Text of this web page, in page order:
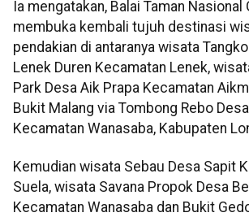
Ia mengatakan, Balai Taman Nasional
membuka kembali tujuh destinasi
pendakian di antaranya wisata
Lenek Duren Kecamatan Lenek,
Park Desa Aik Prapa Kecamatan
Bukit Malang via Tombong Rebo
Kecamatan Wanasaba, Kabupaten
Kemudian wisata Sebau Desa Sapit
Suela, wisata Savana Propok Desa
Kecamatan Wanasaba dan Bukit